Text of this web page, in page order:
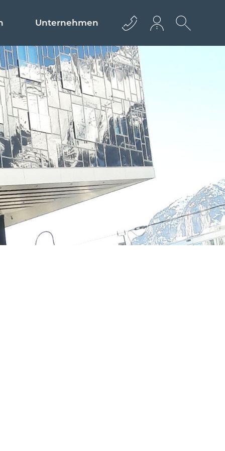
Unternehmen
+43 512 362233
info@euro­bau.com
inndata